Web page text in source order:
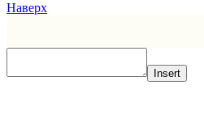
Наверх
Insert